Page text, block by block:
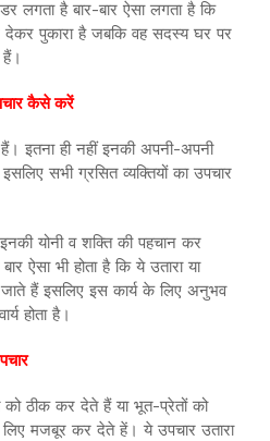
लगता है बार-बार ऐसा लगता है कि
पुकारा है जबकि वह सदस्य घर पर
कैसे करें
इतना ही नहीं इनकी अपनी-अपनी
सभी ग्रसित व्यक्तियों का उपचार
इनकी योनी व शक्ति की पहचान कर
ऐसा भी होता है कि ये उतारा या
जाते हैं इसलिए इस कार्य के लिए अनुभव
होता है।
को ठीक कर देते हैं या भूत-प्रेतों को
मजबूर कर देते हें। ये उपचार उतारा